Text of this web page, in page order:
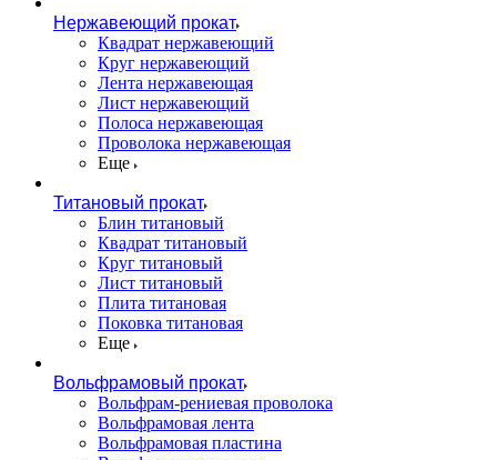
Нержавеющий прокат
Квадрат нержавеющий
Круг нержавеющий
Лента нержавеющая
Лист нержавеющий
Полоса нержавеющая
Проволока нержавеющая
Еще
Титановый прокат
Блин титановый
Квадрат титановый
Круг титановый
Лист титановый
Плита титановая
Поковка титановая
Еще
Вольфрамовый прокат
Вольфрам-рениевая проволока
Вольфрамовая лента
Вольфрамовая пластина